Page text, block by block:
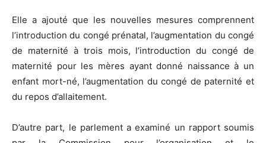
Elle a ajouté que les nouvelles mesures comprennent
l’introduction du congé prénatal, l’augmentation du congé
de maternité à trois mois, l’introduction du congé de
maternité pour les mères ayant donné naissance à un
enfant mort-né, l’augmentation du congé de paternité et
du repos d’allaitement.
D’autre part, le parlement a examiné un rapport soumis